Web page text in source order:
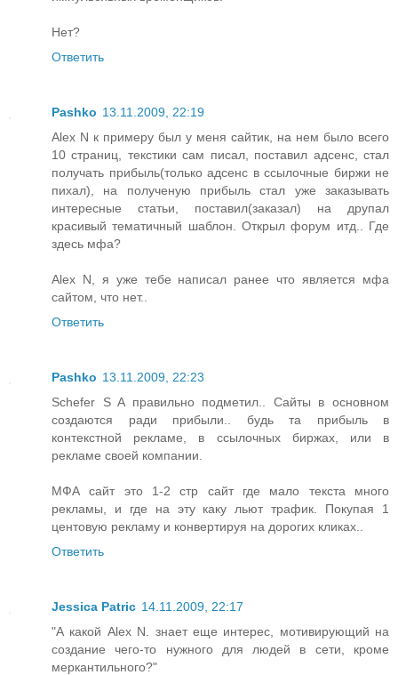
Нет?
Ответить
Pashko 13.11.2009, 22:19
Alex N к примеру был у меня сайтик, на нем было всего
10 страниц, текстики сам писал, поставил адсенс, стал
получать прибыль(только адсенс в ссылочные биржи не
пихал), на полученую прибыль стал уже заказывать
интересные статьи, поставил(заказал) на друпал
красивый тематичный шаблон. Открыл форум итд.. Где
здесь мфа?
Alex N, я уже тебе написал ранее что является мфа
сайтом, что нет..
Ответить
Pashko 13.11.2009, 22:23
Schefer S A правильно подметил.. Сайты в основном
создаются ради прибыли.. будь та прибыль в
контекстной рекламе, в ссылочных биржах, или в
рекламе своей компании.
МФА сайт это 1-2 стр сайт где мало текста много
рекламы, и где на эту каку льют трафик. Покупая 1
центовую рекламу и конвертируя на дорогих кликах..
Ответить
Jessica Patric 14.11.2009, 22:17
"А какой Alex N. знает еще интерес, мотивирующий на
создание чего-то нужного для людей в сети, кроме
меркантильного?"